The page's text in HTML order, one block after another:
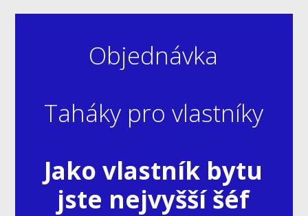
Objednávka
Taháky pro vlastníky
Jako vlastník bytu
jste nejvyšší šéf